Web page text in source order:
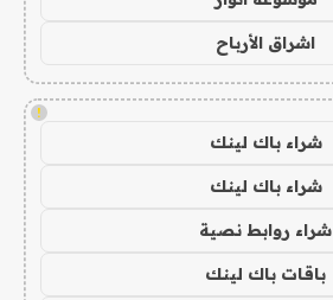
اشراق الأرباح
!
شراء باك لينك
شراء باك لينك
شراء روابط نصية
باقات باك لينك